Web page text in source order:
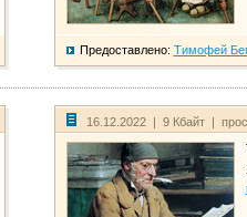
Предоставлено: Тимофей
16.12.2022 | 9 Кбайт |